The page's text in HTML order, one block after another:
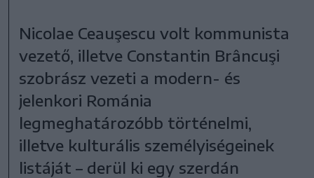
Nicolae Ceauşescu volt kommunista
vezető, illetve Constantin Brâncuşi
szobrász vezeti a modern- és
jelenkori Románia
legmeghatározóbb történelmi,
illetve kulturális személyiségeinek
listáját – derül ki egy szerdán